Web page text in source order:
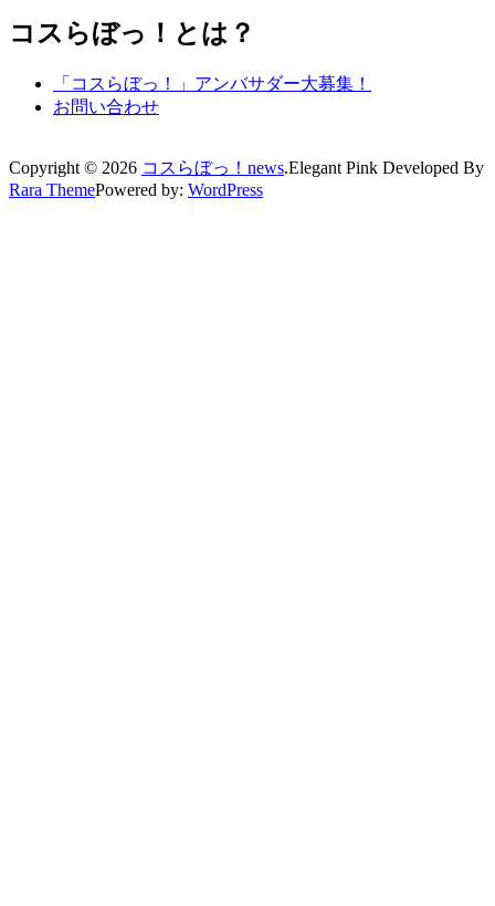
コスらぼっ！とは？
「コスらぼっ！」アンバサダー大募集！
お問い合わせ
Copyright © 2026 コスらぼっ！news.Elegant Pink Developed By
Rara ThemePowered by: WordPress